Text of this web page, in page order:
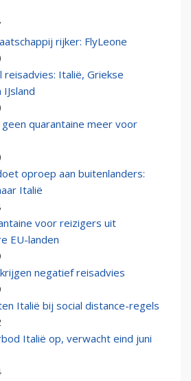
rijker: FlyLeone
reisadvies: Italië, Griekse
quarantaine meer voor
oproep aan buitenlanders:
Italië
voor reizigers uit
EU-landen
negatief reisadvies
Italië bij social distance-regels
Italië op, verwacht eind juni